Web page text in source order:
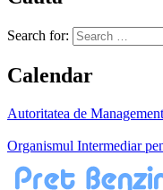
Search for:
Calendar
Autoritatea de
Organismul Intermediar